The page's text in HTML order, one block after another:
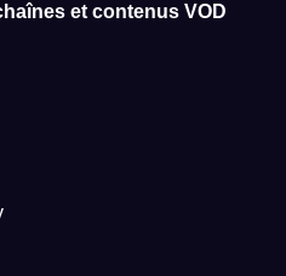
et contenus VOD